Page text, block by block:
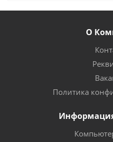
О
Политика